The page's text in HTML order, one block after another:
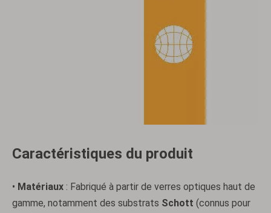
Caractéristiques du produit
• Matériaux : Fabriqué à partir de verres optiques haut de
gamme, notamment des substrats Schott (connus pour